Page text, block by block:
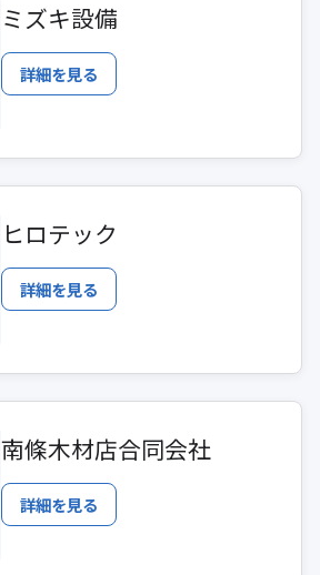
ミズキ設備
詳細を見る
ヒロテック
詳細を見る
南條木材店合同会社
詳細を見る